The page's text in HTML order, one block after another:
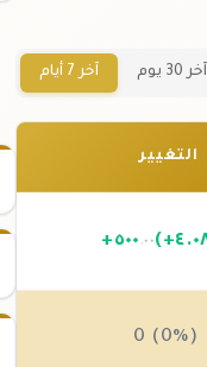
آخر 30 يوم آخر 7 أيام
التغيير
+٥٠٠ .٠٠
0 (0%)